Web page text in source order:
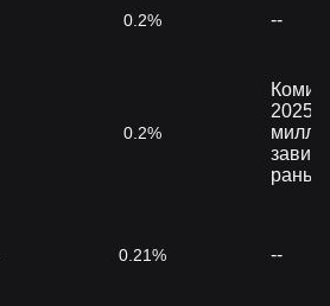
0.2% --
0.2%
2025
0.21% --